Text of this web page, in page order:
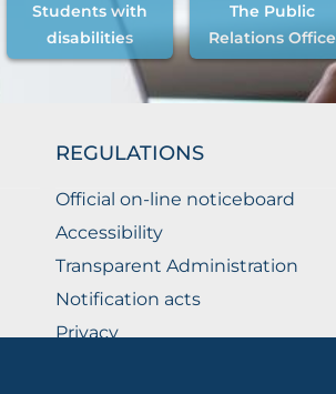
Students with
disabilities
The Public
Relations Office
REGULATIONS
Official on-line noticeboard
Accessibility
Transparent Administration
Notification acts
Privacy